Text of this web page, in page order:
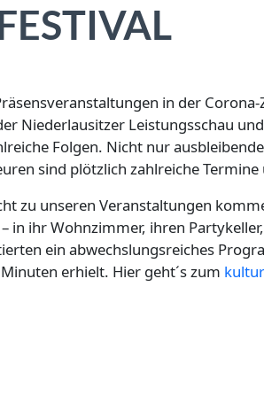
in der
Niederlausitzer Leistungsschau
Folgen. Nicht nur
sind plötzlich zahlreiche
zu unseren Veranstaltungen
in ihr Wohnzimmer, ihren
ein abwechslungsreiches
erhielt. Hier geht´s zum